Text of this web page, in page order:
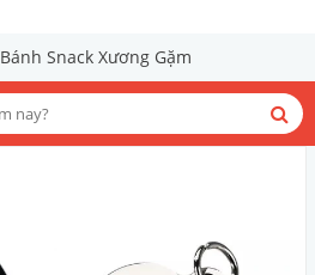
Bánh Snack Xương Gặm